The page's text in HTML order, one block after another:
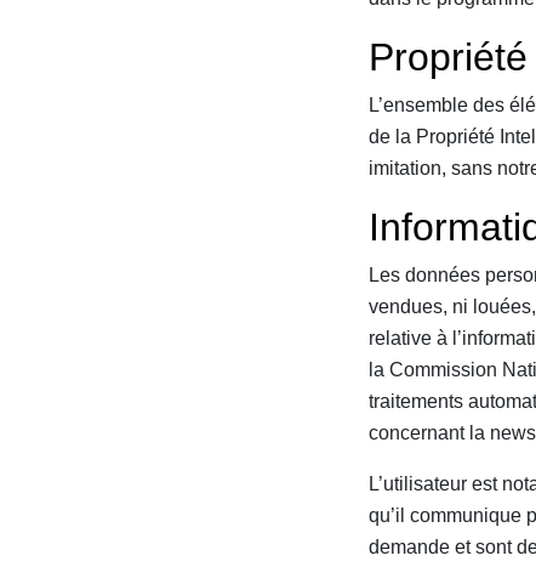
L’ensemble des
de la Propriété
imitation, sans
Les données
vendues, ni
relative à
la Commission
traitements
concernant la
L’utilisateur est
qu’il communique
demande et sont